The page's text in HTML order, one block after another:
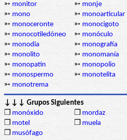
➳ monitor ➳ monje
➳ mono ➳ monoarticular
➳ monoceronte ➳ monocigoto
➳ monocotiledóneo ➳ monóculo
➳ monodia ➳ monografía
➳ monolito ➳ monomanía
➳ monopatín ➳ monopolio
➳ monospermo ➳ monotelita
➳ monotrema
↓↓↓ Grupos Siguientes
❒ monóxido ❒ mordaz
❒ motel ❒ muela
❒ musófago